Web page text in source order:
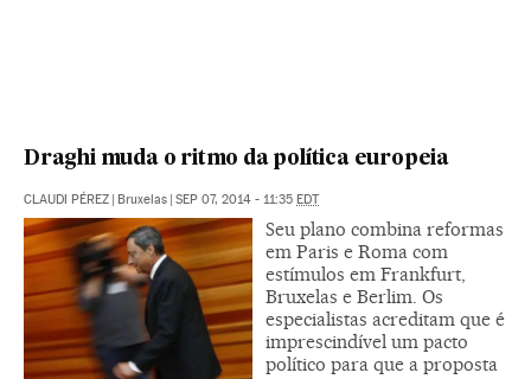
Draghi muda o ritmo da política europeia
CLAUDI PÉREZ Bruxelas SEP 07, 2014 - 11:35 EDT
Seu plano combina reformas
em Paris e Roma com
estímulos em Frankfurt,
Bruxelas e Berlim. Os
especialistas acreditam que é
imprescindível um pacto
político para que a proposta